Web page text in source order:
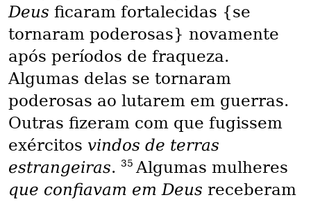
Deus ficaram fortalecidas {se
tornaram poderosas} novamente
após períodos de fraqueza.
Algumas delas se tornaram
poderosas ao lutarem em guerras.
Outras fizeram com que fugissem
exércitos vindos de terras
estrangeiras. 35 Algumas mulheres
que confiavam em Deus receberam